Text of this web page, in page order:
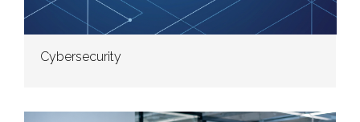
Cybersecurity